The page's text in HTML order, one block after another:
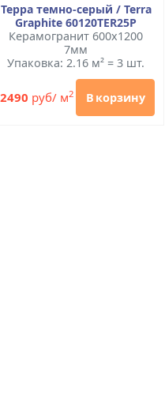
Терра темно-серый / Terra
Graphite 60120TER25P
Керамогранит 600x1200
7мм
Упаковка: 2.16 м² = 3 шт.
2490 руб/ м2 В корзину